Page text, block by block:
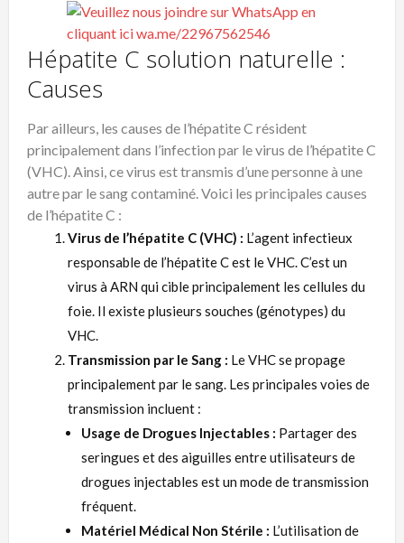
Hépatite C solution naturelle :
Causes
Par ailleurs, les causes de l’hépatite C résident
principalement dans l’infection par le virus de l’hépatite C
(VHC). Ainsi, ce virus est transmis d’une personne à une
autre par le sang contaminé. Voici les principales causes
de l’hépatite C :
Virus de l’hépatite C (VHC) : L’agent infectieux
responsable de l’hépatite C est le VHC. C’est un
virus à ARN qui cible principalement les cellules du
foie. Il existe plusieurs souches (génotypes) du
VHC.
Transmission par le Sang : Le VHC se propage
principalement par le sang. Les principales voies de
transmission incluent :
Usage de Drogues Injectables : Partager des
seringues et des aiguilles entre utilisateurs de
drogues injectables est un mode de transmission
fréquent.
Matériel Médical Non Stérile : L’utilisation de